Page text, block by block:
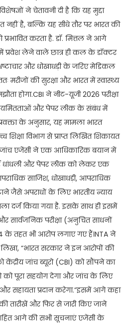
ने चेतावनी दी है कि यह मुद्दा
नहीं है, बल्कि यह सीधे तौर पर भारत की
प्रभावित करता है. डॉ. मित्तल ने आगे
लेने वाले छात्र ही कल के डॉक्टर
और धोखाधड़ी के जरिए मेडिकल
मरीजों की सुरक्षा और भारत में स्वास्थ्य
होगा.CBI ने नीट-यूजी 2026 परीक्षा
और पेपर लीक के संबंध में
के अनुसार, यह मामला भारत
शिक्षा विभाग से प्राप्त लिखित शिकायत
एजेंसी ने एक आधिकारिक बयान में
धांधली और पेपर लीक को लेकर एक
साजिश, धोखाधड़ी, आपराधिक
जैसे अपराधों के लिए भारतीय न्याय
दर्ज किया गया है. इसके साथ ही इसमें
सार्वजनिक परीक्षा (अनुचित साधनों
के तहत भी आरोप लगाए गए हैं।NTA ने
“भारत सरकार ने इन आरोपों की
जांच ब्यूरो (CBI) को सौंपने का
को पूरा सहयोग देगा और जांच के लिए
सहायता प्रदान करेगा.”इसमें आगे कहा
की तारीखें और फिर से जारी किए जाने
आगे की सभी सूचनाएं एजेंसी के